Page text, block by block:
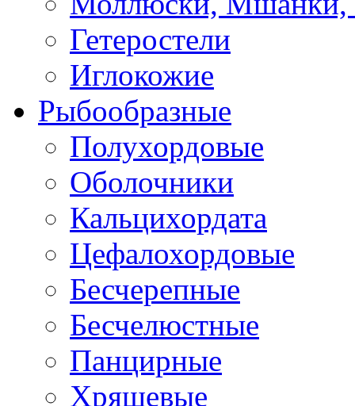
Гетеростели
Иглокожие
Рыбообразные
Полухордовые
Оболочники
Кальцихордата
Цефалохордовые
Бесчерепные
Бесчелюстные
Панцирные
Хрящевые